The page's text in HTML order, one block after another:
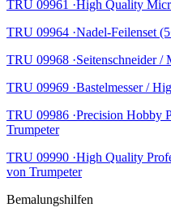
TRU 09961 ·High Quality
TRU 09964 ·Nadel-Feilenset
TRU 09968 ·Seitenschneider
TRU 09969 ·Bastelmesser /
TRU 09986 ·Precision Hobby
Trumpeter
TRU 09990 ·High Quality
von Trumpeter
Bemalungshilfen